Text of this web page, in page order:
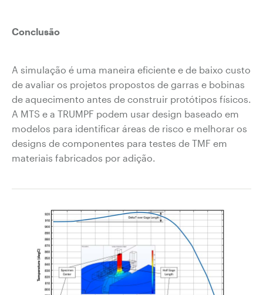
Conclusão
A simulação é uma maneira eficiente e de baixo custo
de avaliar os projetos propostos de garras e bobinas
de aquecimento antes de construir protótipos físicos.
A MTS e a TRUMPF podem usar design baseado em
modelos para identificar áreas de risco e melhorar os
designs de componentes para testes de TMF em
materiais fabricados por adição.